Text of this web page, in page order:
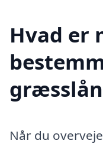
Hvad er
Når du